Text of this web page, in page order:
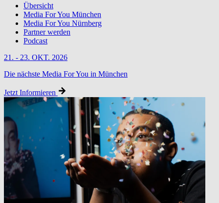
Übersicht
Media For You München
Media For You Nürnberg
Partner werden
Podcast
21. - 23. OKT. 2026
Die nächste Media For You in München
Jetzt Informieren